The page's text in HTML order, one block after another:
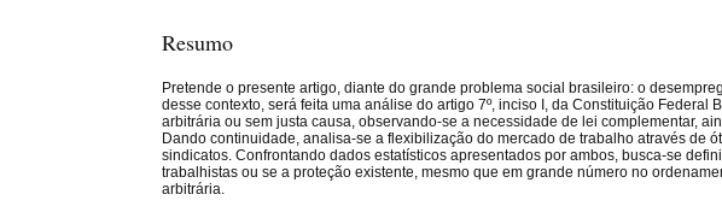
Resumo
Pretende o presente artigo, diante do grande problema social brasileiro: o
desse contexto, será feita uma análise do artigo 7º, inciso I, da Constituição
arbitrária ou sem justa causa, observando-se a necessidade de lei complementar,
Dando continuidade, analisa-se a flexibilização do mercado de trabalho através de
sindicatos. Confrontando dados estatísticos apresentados por ambos, busca-se
trabalhistas ou se a proteção existente, mesmo que em grande número no
arbitrária.